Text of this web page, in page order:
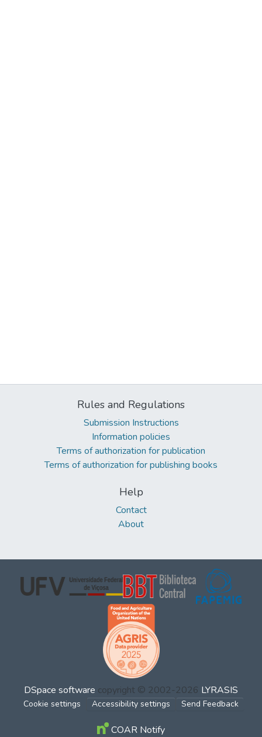
Rules and Regulations
Submission Instructions
Information policies
Terms of authorization for publication
Terms of authorization for publishing books
Help
Contact
About
DSpace software copyright © 2002-2026 LYRASIS
Cookie settings Accessibility settings Send Feedback
COAR Notify